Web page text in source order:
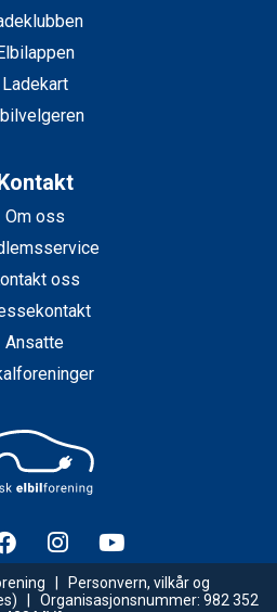
Ladekart
Om oss
oss
Ansatte
|
Personvern, vilkår og
| Organisasjonsnummer: 982 352